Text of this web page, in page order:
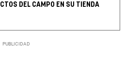
DEL CAMPO EN SU TIENDA